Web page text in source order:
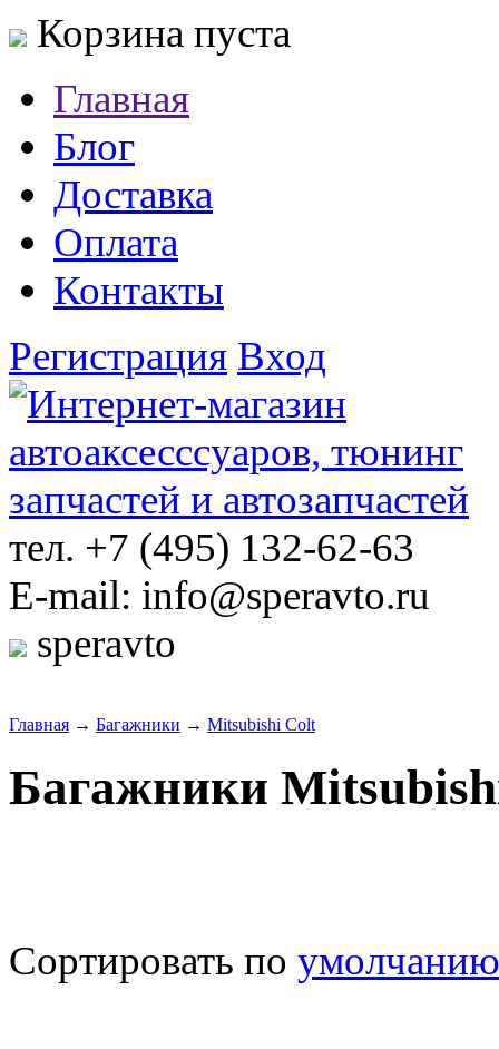
Корзина пуста
Главная
Блог
Доставка
Оплата
Контакты
Регистрация Вход
тел. +7 (495) 132-62-63
E-mail: info@speravto.ru
speravto
Главная → Багажники → Mitsubishi Colt
Багажники
Сортировать по умолчанию